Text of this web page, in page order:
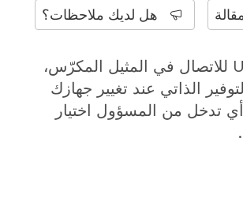
هل لديك ملاحظات؟
في Unified CM للاتصال في المثيل المكرّس،
الذاتي عند تغيير جهازك
تدخل من المسؤول اختيار